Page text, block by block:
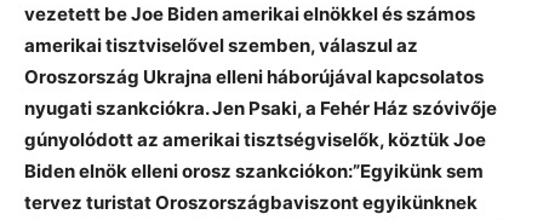
vezetett be Joe Biden amerikai elnökkel és számos
amerikai tisztviselővel szemben, válaszul az
Oroszország Ukrajna elleni háborújával kapcsolatos
nyugati szankciókra. Jen Psaki, a Fehér Ház szóvivője
gúnyolódott az amerikai tisztségviselők, köztük Joe
Biden elnök elleni orosz szankciókon:”Egyikünk sem
tervez turistat Oroszországbaviszont egyikünknek